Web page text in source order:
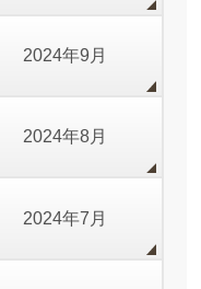
2024年9月
2024年8月
2024年7月